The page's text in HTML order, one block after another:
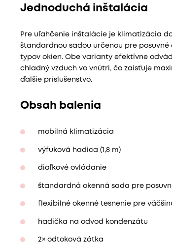
Jednoduchá inštalácia
Pre uľahčenie inštalácie je klimatizácia
štandardnou sadou určenou pre
typov okien. Obe varianty efektívne
chladný vzduch vo vnútri, čo zaisťuje
ďalšie príslušenstvo.
Obsah balenia
mobilná klimatizácia
výfuková hadica (1,8 m)
diaľkové ovládanie
štandardná okenná sada pre
flexibilné okenné tesnenie pre
hadička na odvod kondenzátu
2× odtoková zátka